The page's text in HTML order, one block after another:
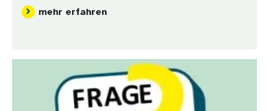
mehr erfahren